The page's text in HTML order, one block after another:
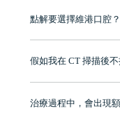
點解要選擇維港口腔？
維港口腔踐行「醫道濟
牌」、「2025香港企業
至今已服務超過三十個
市市民極高的口碑評價
有咨詢及服務保障中心
假如我在 CT 掃描後
治療過程中，會出現